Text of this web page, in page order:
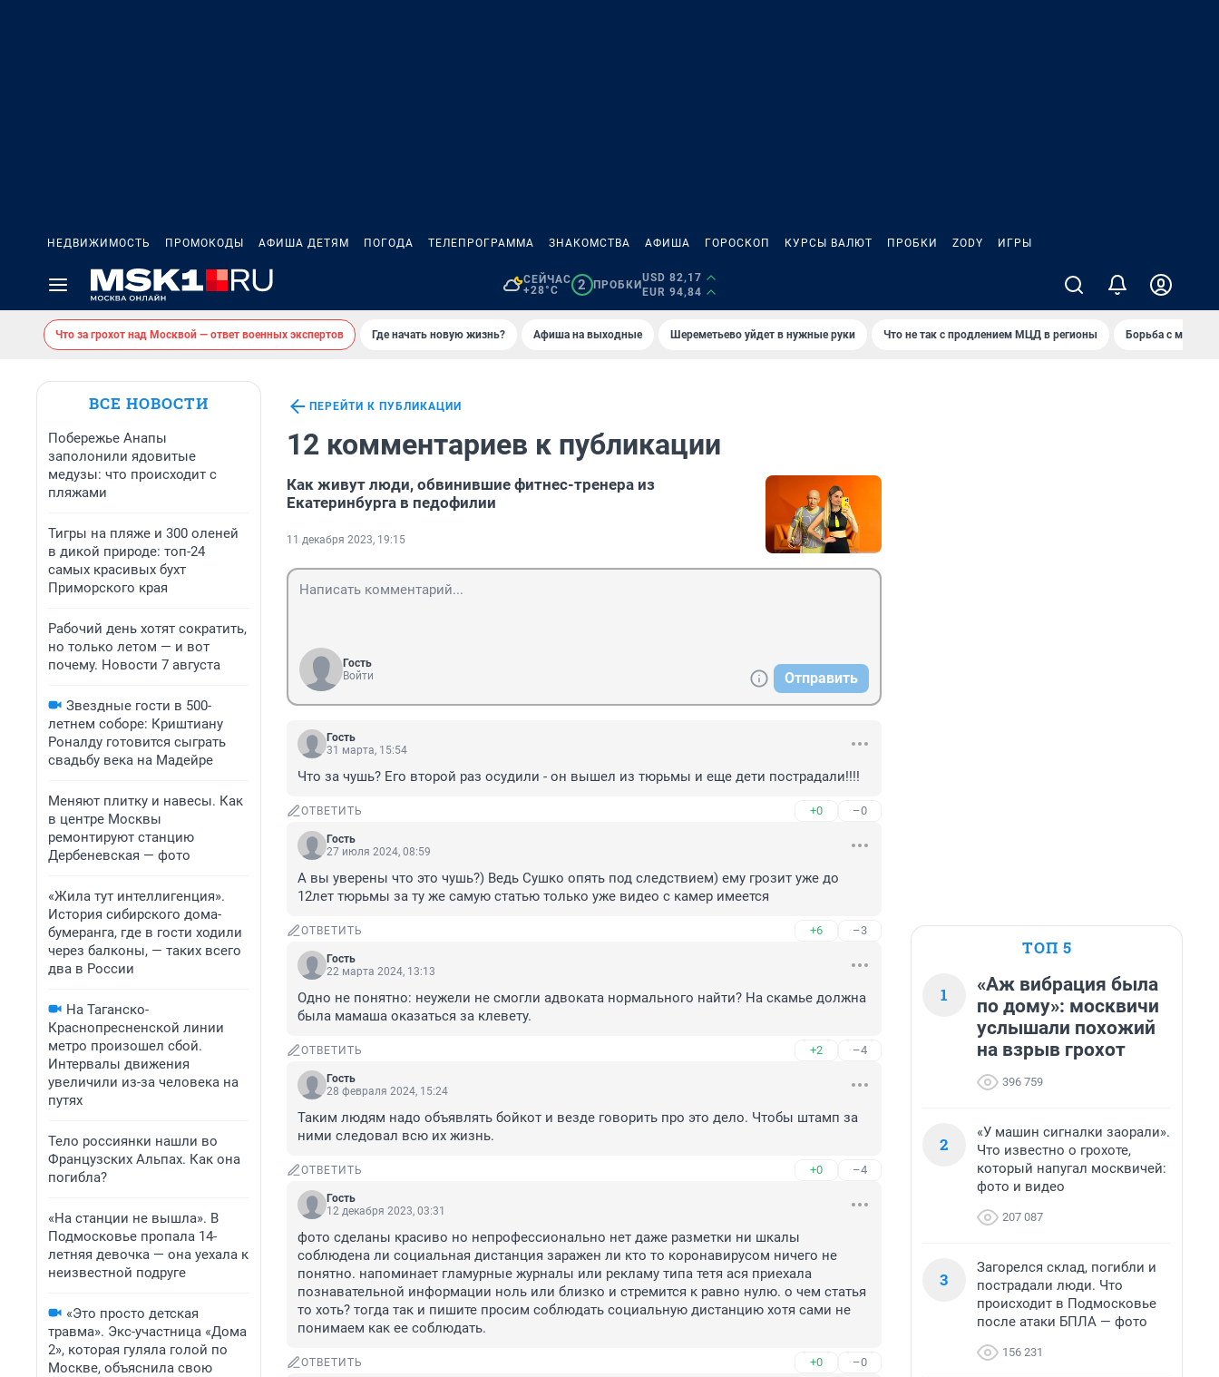
НЕДВИЖИМОСТЬ ПРОМОКОДЫ АФИША ДЕТЯМ ПОГОДА ТЕЛЕПРОГРАММА ЗНАКОМСТВА АФИША ГОРОСКОП КУРСЫ ВАЛЮТ ПРОБКИ ZODY ИГРЫ
СЕЙЧАС
+28°C
2 ПРОБКИ
USD 82,17
EUR 94,84
Что за грохот над Москвой — ответ военных экспертов Где начать новую жизнь? Афиша на выходные Шереметьево уйдет в нужные руки Что не так с продлением МЦД в регионы Борьба с мэрией
ВСЕ НОВОСТИ
Побережье Анапы
заполонили ядовитые
медузы: что происходит с
пляжами
Тигры на пляже и 300 оленей
в дикой природе: топ-24
самых красивых бухт
Приморского края
Рабочий день хотят сократить,
но только летом — и вот
почему. Новости 7 августа
Звездные гости в 500-
летнем соборе: Криштиану
Роналду готовится сыграть
свадьбу века на Мадейре
Меняют плитку и навесы. Как
в центре Москвы
ремонтируют станцию
Дербеневская — фото
«Жила тут интеллигенция».
История сибирского дома-
бумеранга, где в гости ходили
через балконы, — таких всего
два в России
На Таганско-
Краснопресненской линии
метро произошел сбой.
Интервалы движения
увеличили из-за человека на
путях
Тело россиянки нашли во
Французских Альпах. Как она
погибла?
«На станции не вышла». В
Подмосковье пропала 14-
летняя девочка — она уехала к
неизвестной подруге
«Это просто детская
травма». Экс-участница «Дома
2», которая гуляла голой по
Москве, объяснила свою
ПЕРЕЙТИ К ПУБЛИКАЦИИ
12 комментариев к публикации
Как живут люди, обвинившие фитнес-тренера из
Екатеринбурга в педофилии
11 декабря 2023, 19:15
Гость
Войти
Отправить
Гость
31 марта, 15:54
Что за чушь? Его второй раз осудили - он вышел из тюрьмы и еще дети пострадали!!!!
ОТВЕТИТЬ +0 –0
Гость
27 июля 2024, 08:59
А вы уверены что это чушь?) Ведь Сушко опять под следствием) ему грозит уже до
12лет тюрьмы за ту же самую статью только уже видео с камер имеется
ОТВЕТИТЬ +6 –3
Гость
22 марта 2024, 13:13
Одно не понятно: неужели не смогли адвоката нормального найти? На скамье должна
была мамаша оказаться за клевету.
ОТВЕТИТЬ +2 –4
Гость
28 февраля 2024, 15:24
Таким людям надо объявлять бойкот и везде говорить про это дело. Чтобы штамп за
ними следовал всю их жизнь.
ОТВЕТИТЬ +0 –4
Гость
12 декабря 2023, 03:31
фото сделаны красиво но непрофессионально нет даже разметки ни шкалы
соблюдена ли социальная дистанция заражен ли кто то коронавирусом ничего не
понятно. напоминает гламурные журналы или рекламу типа тетя ася приехала
познавательной информации ноль или близко и стремится к равно нулю. о чем статья
то хоть? тогда так и пишите просим соблюдать социальную дистанцию хотя сами не
понимаем как ее соблюдать.
ОТВЕТИТЬ +0 –0
ТОП 5
1
«Аж вибрация была
по дому»: москвичи
услышали похожий
на взрыв грохот
396 759
2
«У машин сигналки заорали».
Что известно о грохоте,
который напугал москвичей:
фото и видео
207 087
3
Загорелся склад, погибли и
пострадали люди. Что
происходит в Подмосковье
после атаки БПЛА — фото
156 231